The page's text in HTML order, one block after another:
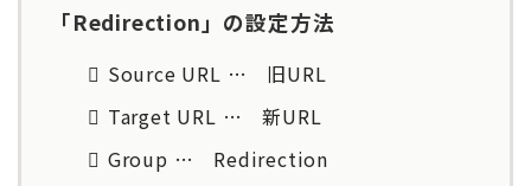
「Redirection」の設定方法
Source URL … 旧URL
Target URL … 新URL
Group … Redirection